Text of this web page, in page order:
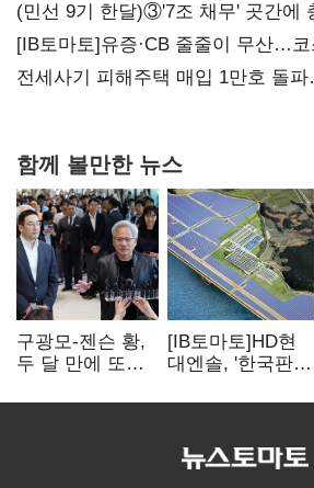
(민선 9기 한달)③'7조 채무' 곳간에
20년만에 '비상재정' 선언 승부수
[IB토마토]유증·CB 줄줄이 무산…
상폐 압박
전세사기 피해주택 매입 1만호 돌
함께 볼만한 뉴스
구광모-젠슨 황,
두 달 만에 또
등 논의
[IB토마토]HD현
대엔솔, '한국판
세액공제 선택이